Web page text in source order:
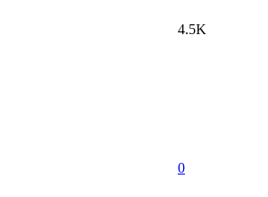
4.5K
0